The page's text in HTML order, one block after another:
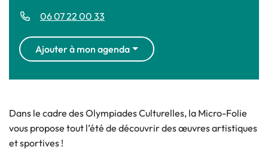
06 07 22 00 33
Ajouter à mon agenda
Dans le cadre des Olympiades Culturelles, la Micro-Folie
vous propose tout l’été de découvrir des œuvres artistiques
et sportives !